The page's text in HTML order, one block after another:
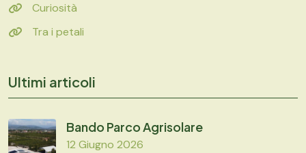
Curiosità
Tra i petali
Ultimi articoli
Bando Parco Agrisolare
12 Giugno 2026